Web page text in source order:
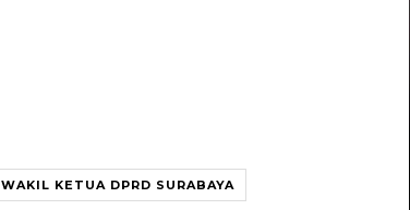
WAKIL KETUA DPRD SURABAYA